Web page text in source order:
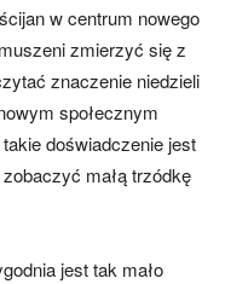
w centrum nowego
zmierzyć się z
znaczenie niedzieli
społecznym
doświadczenie jest
małą trzódkę
jest tak mało